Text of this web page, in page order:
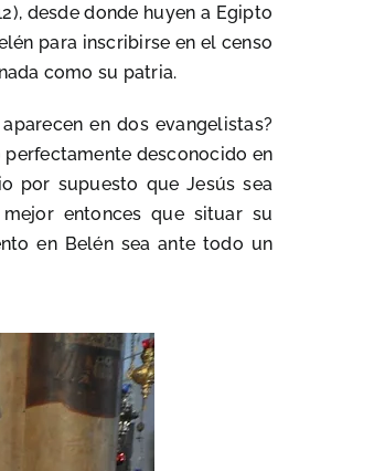
desde donde huyen a Egipto
para inscribirse en el censo
como su patria.
en dos evangelistas?
desconocido en
por supuesto que Jesús sea
entonces que situar su
en Belén sea ante todo un